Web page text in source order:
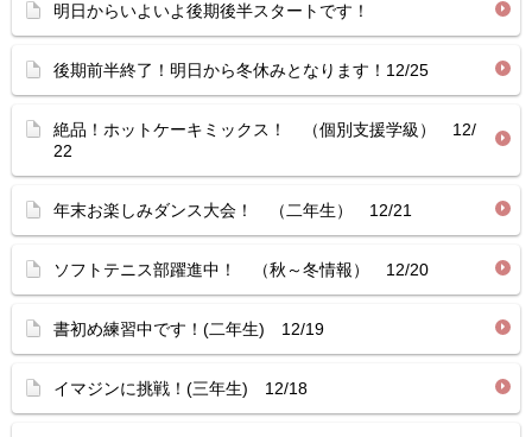
明日からいよいよ後期後半スタートです！
後期前半終了！明日から冬休みとなります！12/25
絶品！ホットケーキミックス！ （個別支援学級） 12/
22
年末お楽しみダンス大会！ （二年生） 12/21
ソフトテニス部躍進中！ （秋～冬情報） 12/20
書初め練習中です！(二年生) 12/19
イマジンに挑戦！(三年生) 12/18